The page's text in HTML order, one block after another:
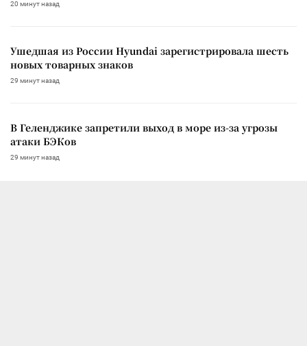
20 минут назад
Ушедшая из России Hyundai зарегистрировала шесть
новых товарных знаков
29 минут назад
В Геленджике запретили выход в море из-за угрозы
атаки БЭКов
29 минут назад